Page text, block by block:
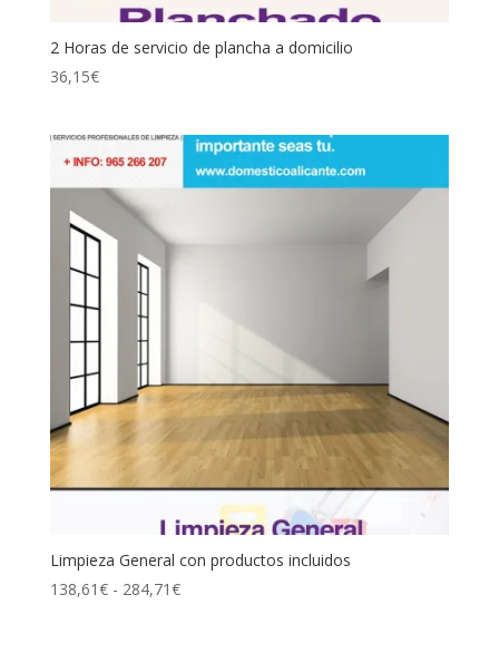
2 Horas de servicio de plancha a domicilio
36,15€
Limpieza General con productos incluidos
138,61€ - 284,71€Rango